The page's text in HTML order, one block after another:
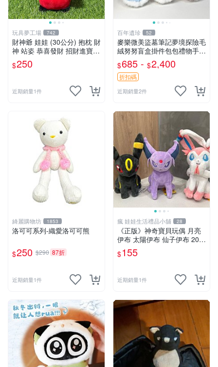
玩具夢工場 742
財神爺 娃娃 (30公分) 抱枕 財
神 站姿 恭喜發財 招財進寶
金元寶
$250
近期銷量1件
百年遺珍 52
麥樂微美盜墓筆記夢境探險毛
絨努努盲盒掛件包包禮物手辦
新到家 憶境探險系列 張起靈
喵喵款 吳邪狗狗款 王胖子熊
熊款
$685 - $2,400
折扣碼
近期銷量2件
綺麗購物坊 1853
洛可可系列-織愛洛可可熊
$250 $290 87折
近期銷量1件
瘋 娃娃生活禮品小舖 28
《正版》神奇寶貝玩偶 月亮
伊布 太陽伊布 仙子伊布 20公
分 寶可夢娃娃 POKÉMON
$155
近期銷量1件